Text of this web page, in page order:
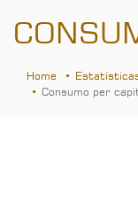
Home
Consumo per